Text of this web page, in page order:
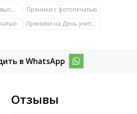
Пряники в школу (выпускной, День знаний, День учителя)
Пряники с фотопечатью
Пряники на День учителя
в WhatsApp
Отзывы